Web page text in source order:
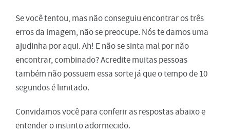
Se você tentou, mas não conseguiu encontrar os três
erros da imagem, não se preocupe. Nós te damos uma
ajudinha por aqui. Ah! E não se sinta mal por não
encontrar, combinado? Acredite muitas pessoas
também não possuem essa sorte já que o tempo de 10
segundos é limitado.
Convidamos você para conferir as respostas abaixo e
entender o instinto adormecido.